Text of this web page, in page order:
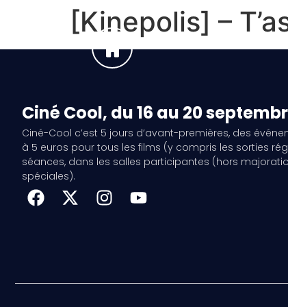
[Kinepolis] –
Ciné Cool, du 16 au 20
Ciné-Cool c’est 5 jours d’avant-premières, des
à 5 euros pour tous les films (y compris les sorties
séances, dans les salles participantes (hors
spéciales).